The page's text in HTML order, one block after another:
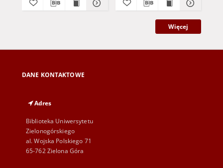
Więcej
DANE KONTAKTOWE
Adres
Biblioteka Uniwersytetu
Zielonogórskiego
al. Wojska Polskiego 71
65-762 Zielona Góra